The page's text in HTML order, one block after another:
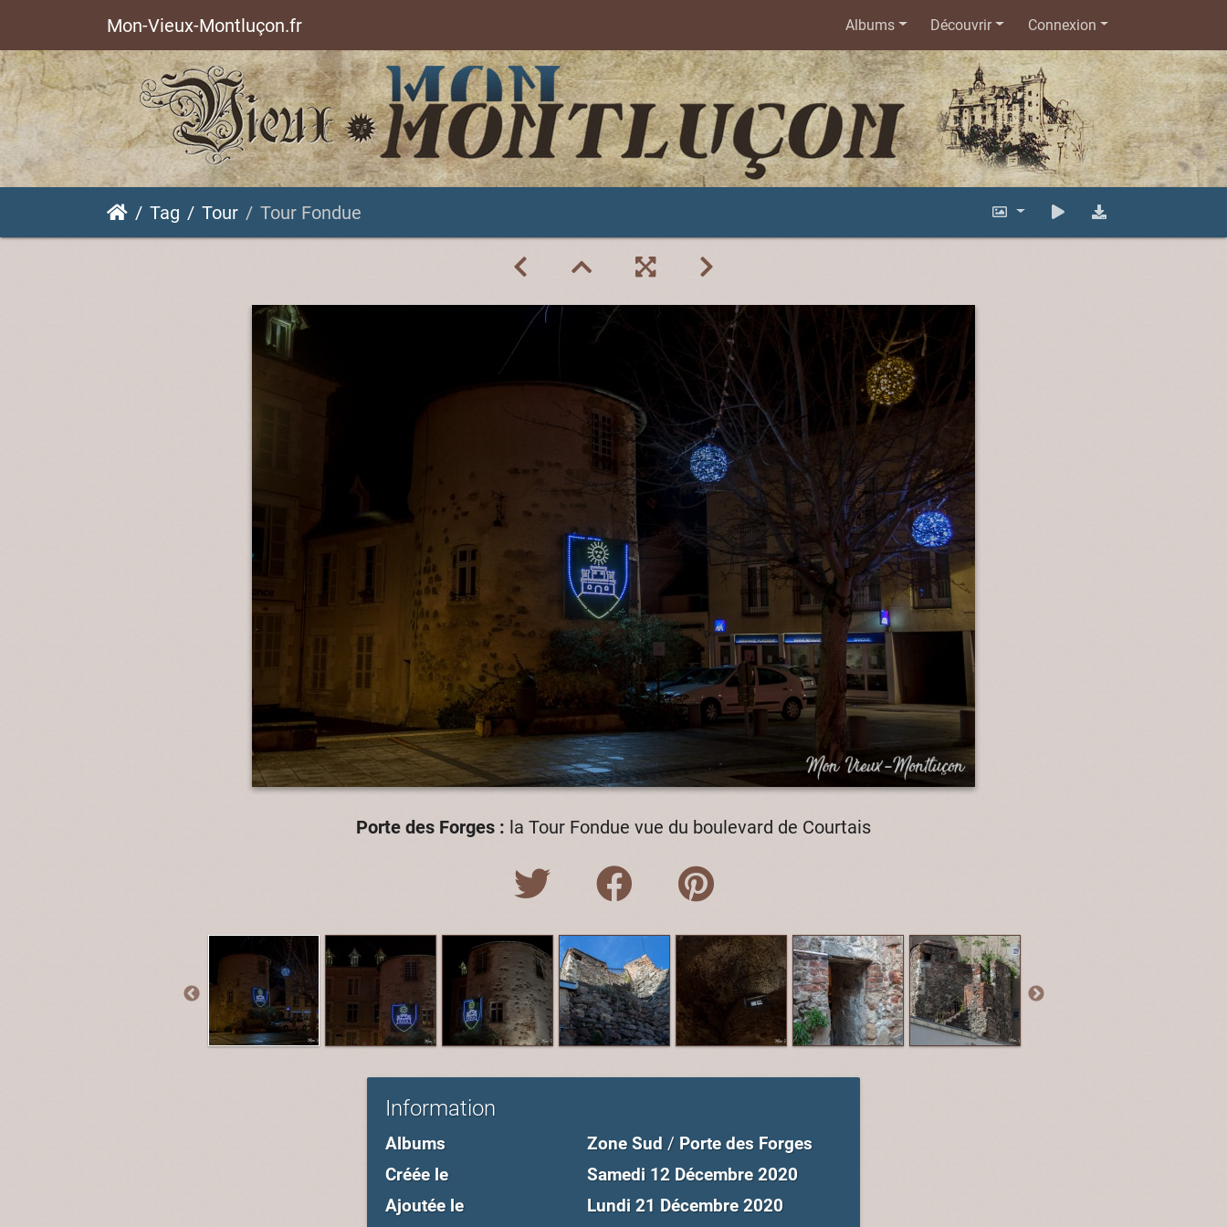
Mon-Vieux-Montluçon.fr Albums Découvrir Connexion
Tag Tour Tour Fondue
Porte des Forges : la Tour Fondue vue du boulevard de Courtais
Information
Albums Zone Sud / Porte des Forges
Créée le
Samedi 12 Décembre 2020
Ajoutée le
Lundi 21 Décembre 2020